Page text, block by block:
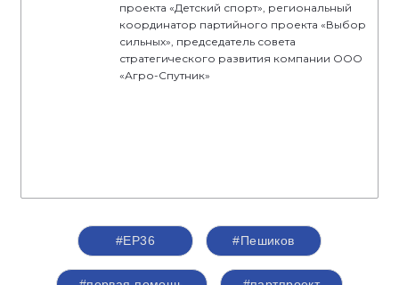
проекта «Детский спорт», региональный
координатор партийного проекта «Выбор
сильных», председатель совета
стратегического развития компании ООО
«Агро-Спутник»
#ЕР36 #Пешиков